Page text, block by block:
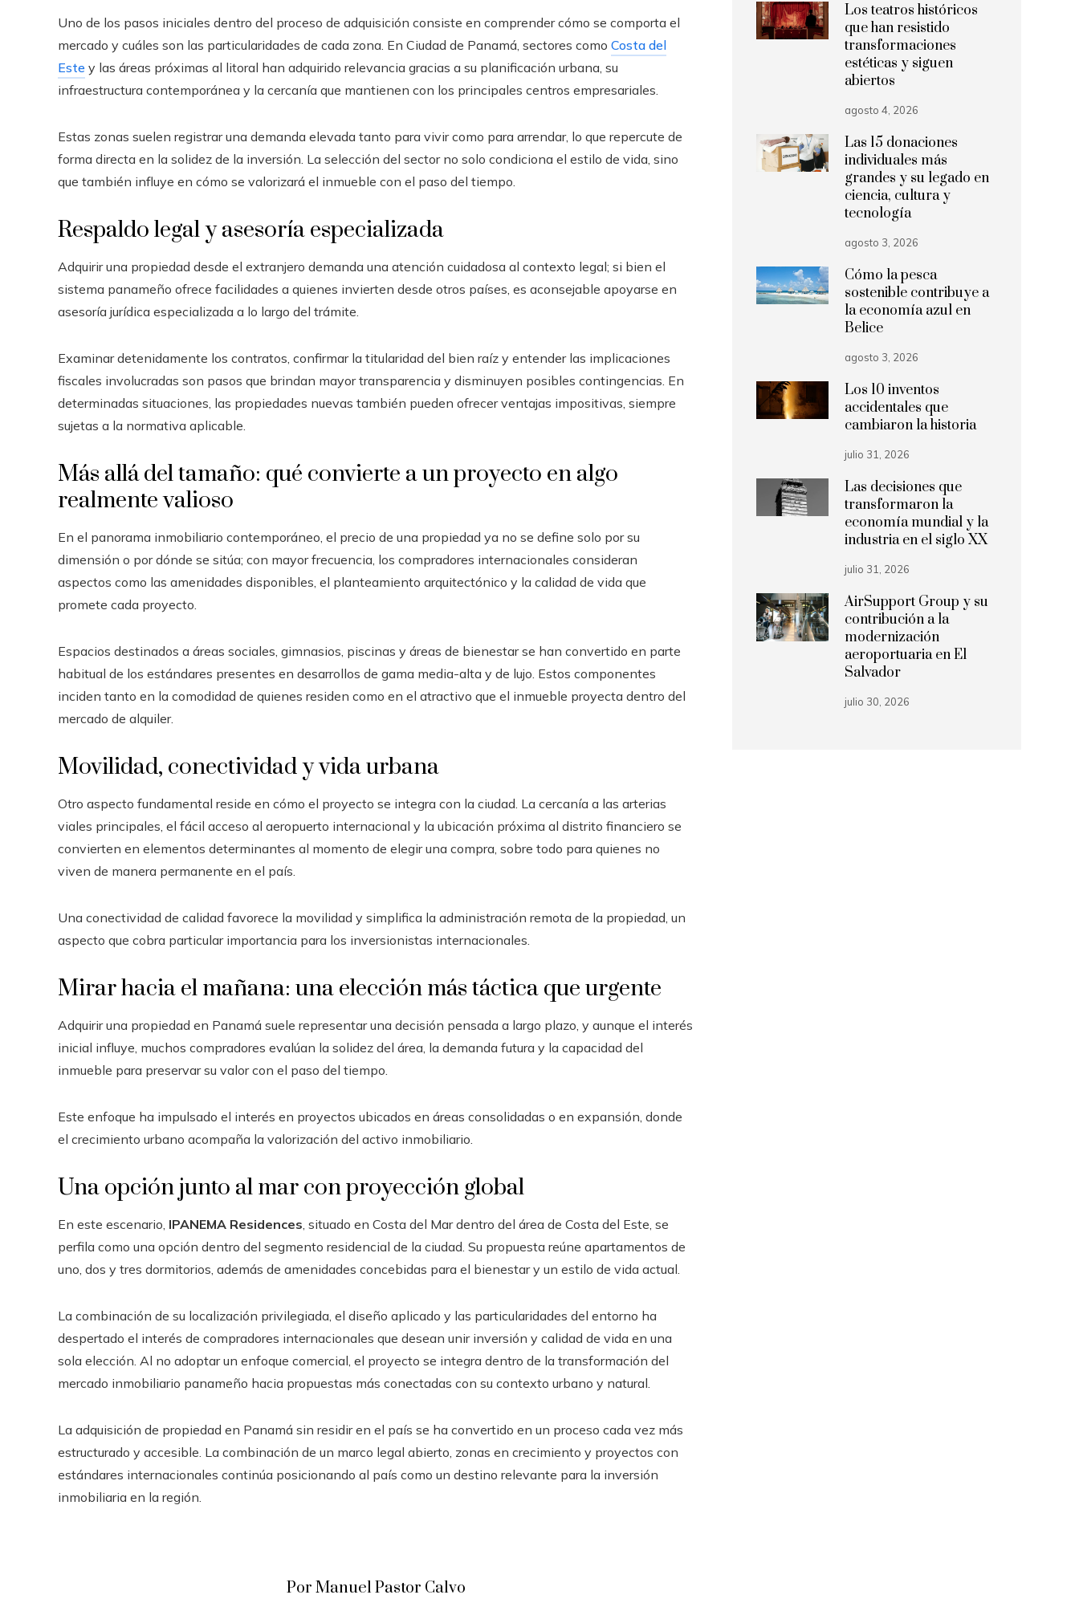
Uno de los pasos iniciales dentro del proceso de adquisición consiste en comprender cómo se comporta el
mercado y cuáles son las particularidades de cada zona. En Ciudad de Panamá, sectores como Costa del
Este y las áreas próximas al litoral han adquirido relevancia gracias a su planificación urbana, su
infraestructura contemporánea y la cercanía que mantienen con los principales centros empresariales.
Estas zonas suelen registrar una demanda elevada tanto para vivir como para arrendar, lo que repercute de
forma directa en la solidez de la inversión. La selección del sector no solo condiciona el estilo de vida, sino
que también influye en cómo se valorizará el inmueble con el paso del tiempo.
Respaldo legal y asesoría especializada
Adquirir una propiedad desde el extranjero demanda una atención cuidadosa al contexto legal; si bien el
sistema panameño ofrece facilidades a quienes invierten desde otros países, es aconsejable apoyarse en
asesoría jurídica especializada a lo largo del trámite.
Examinar detenidamente los contratos, confirmar la titularidad del bien raíz y entender las implicaciones
fiscales involucradas son pasos que brindan mayor transparencia y disminuyen posibles contingencias. En
determinadas situaciones, las propiedades nuevas también pueden ofrecer ventajas impositivas, siempre
sujetas a la normativa aplicable.
Más allá del tamaño: qué convierte a un proyecto en algo
realmente valioso
En el panorama inmobiliario contemporáneo, el precio de una propiedad ya no se define solo por su
dimensión o por dónde se sitúa; con mayor frecuencia, los compradores internacionales consideran
aspectos como las amenidades disponibles, el planteamiento arquitectónico y la calidad de vida que
promete cada proyecto.
Espacios destinados a áreas sociales, gimnasios, piscinas y áreas de bienestar se han convertido en parte
habitual de los estándares presentes en desarrollos de gama media-alta y de lujo. Estos componentes
inciden tanto en la comodidad de quienes residen como en el atractivo que el inmueble proyecta dentro del
mercado de alquiler.
Movilidad, conectividad y vida urbana
Otro aspecto fundamental reside en cómo el proyecto se integra con la ciudad. La cercanía a las arterias
viales principales, el fácil acceso al aeropuerto internacional y la ubicación próxima al distrito financiero se
convierten en elementos determinantes al momento de elegir una compra, sobre todo para quienes no
viven de manera permanente en el país.
Una conectividad de calidad favorece la movilidad y simplifica la administración remota de la propiedad, un
aspecto que cobra particular importancia para los inversionistas internacionales.
Mirar hacia el mañana: una elección más táctica que urgente
Adquirir una propiedad en Panamá suele representar una decisión pensada a largo plazo, y aunque el interés
inicial influye, muchos compradores evalúan la solidez del área, la demanda futura y la capacidad del
inmueble para preservar su valor con el paso del tiempo.
Este enfoque ha impulsado el interés en proyectos ubicados en áreas consolidadas o en expansión, donde
el crecimiento urbano acompaña la valorización del activo inmobiliario.
Una opción junto al mar con proyección global
En este escenario, IPANEMA Residences, situado en Costa del Mar dentro del área de Costa del Este, se
perfila como una opción dentro del segmento residencial de la ciudad. Su propuesta reúne apartamentos de
uno, dos y tres dormitorios, además de amenidades concebidas para el bienestar y un estilo de vida actual.
La combinación de su localización privilegiada, el diseño aplicado y las particularidades del entorno ha
despertado el interés de compradores internacionales que desean unir inversión y calidad de vida en una
sola elección. Al no adoptar un enfoque comercial, el proyecto se integra dentro de la transformación del
mercado inmobiliario panameño hacia propuestas más conectadas con su contexto urbano y natural.
La adquisición de propiedad en Panamá sin residir en el país se ha convertido en un proceso cada vez más
estructurado y accesible. La combinación de un marco legal abierto, zonas en crecimiento y proyectos con
estándares internacionales continúa posicionando al país como un destino relevante para la inversión
inmobiliaria en la región.
Por Manuel Pastor Calvo
Los teatros históricos
que han resistido
transformaciones
estéticas y siguen
abiertos
agosto 4, 2026
Las 15 donaciones
individuales más
grandes y su legado en
ciencia, cultura y
tecnología
agosto 3, 2026
Cómo la pesca
sostenible contribuye a
la economía azul en
Belice
agosto 3, 2026
Los 10 inventos
accidentales que
cambiaron la historia
julio 31, 2026
Las decisiones que
transformaron la
economía mundial y la
industria en el siglo XX
julio 31, 2026
AirSupport Group y su
contribución a la
modernización
aeroportuaria en El
Salvador
julio 30, 2026